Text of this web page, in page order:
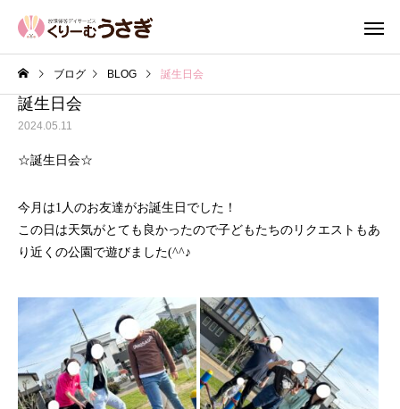
ブログ BLOG 誕生日会
誕生日会
2024.05.11
☆誕生日会☆
今月は1人のお友達がお誕生日でした！
この日は天気がとても良かったので子どもたちのリクエストもあ
り近くの公園で遊びました(^^♪